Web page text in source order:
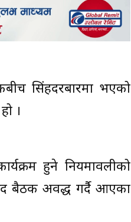
सिंहदरबारमा भएको
।
हुने नियमावलीको
बैठक अवरुद्ध गर्दै आएका